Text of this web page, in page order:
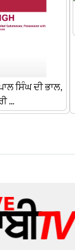
ਸਿੰਘ ਦੀ ਭਾਲ,
...